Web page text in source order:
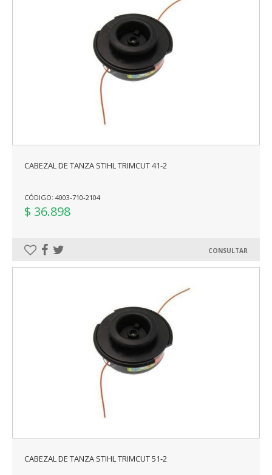
CABEZAL DE TANZA STIHL TRIMCUT 41-2
CÓDIGO: 4003-710-2104
$ 36.898
CONSULTAR
CABEZAL DE TANZA STIHL TRIMCUT 51-2